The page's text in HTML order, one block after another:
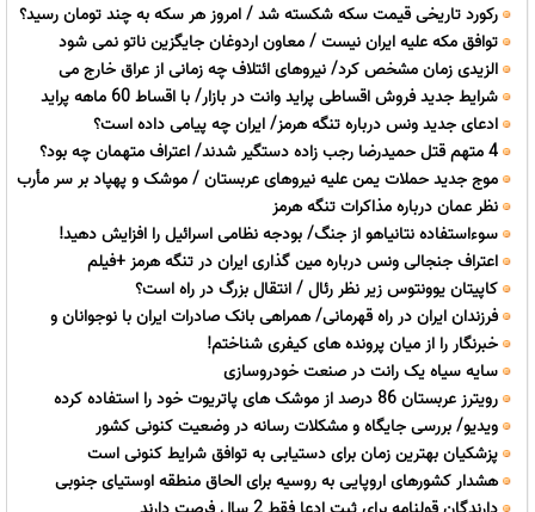
رکورد تاریخی قیمت سکه شکسته شد / امروز هر سکه به چند تومان رسید؟
توافق مکه علیه ایران نیست / معاون اردوغان جایگزین ناتو نمی شود
الزیدی زمان مشخص کرد/ نیروهای ائتلاف چه زمانی از عراق خارج می
شوند؟
شرایط جدید فروش اقساطی پراید وانت در بازار/ با اقساط 60 ماهه پراید
وانت بخرید+ جدول مردادماه 1405
ادعای جدید ونس درباره تنگه هرمز/ ایران چه پیامی داده است؟
4 متهم قتل حمیدرضا رجب زاده دستگیر شدند/ اعتراف متهمان چه بود؟
موج جدید حملات یمن علیه نیروهای عربستان / موشک و پهپاد بر سر مأرب
و ضالع
نظر عمان درباره مذاکرات تنگه هرمز
سوءاستفاده نتانیاهو از جنگ/ بودجه نظامی اسرائیل را افزایش دهید!
اعتراف جنجالی ونس درباره مین گذاری ایران در تنگه هرمز +فیلم
کاپیتان یوونتوس زیر نظر رئال / انتقال بزرگ در راه است؟
​فرزندان ایران در راه قهرمانی/ همراهی بانک صادرات ایران با نوجوانان و
جوانان اعزامی به رقابت های وزنه برداری تاشکند
خبرنگار را از میان پرونده های کیفری شناختم!
سایه سیاه یک رانت در صنعت خودروسازی
رویترز عربستان 86 درصد از موشک های پاتریوت خود را استفاده کرده
است
ویدیو/ بررسی جایگاه و مشکلات رسانه در وضعیت کنونی کشور
پزشکیان بهترین زمان برای دستیابی به توافق شرایط کنونی است
هشدار کشورهای اروپایی به روسیه برای الحاق منطقه اوستیای جنوبی